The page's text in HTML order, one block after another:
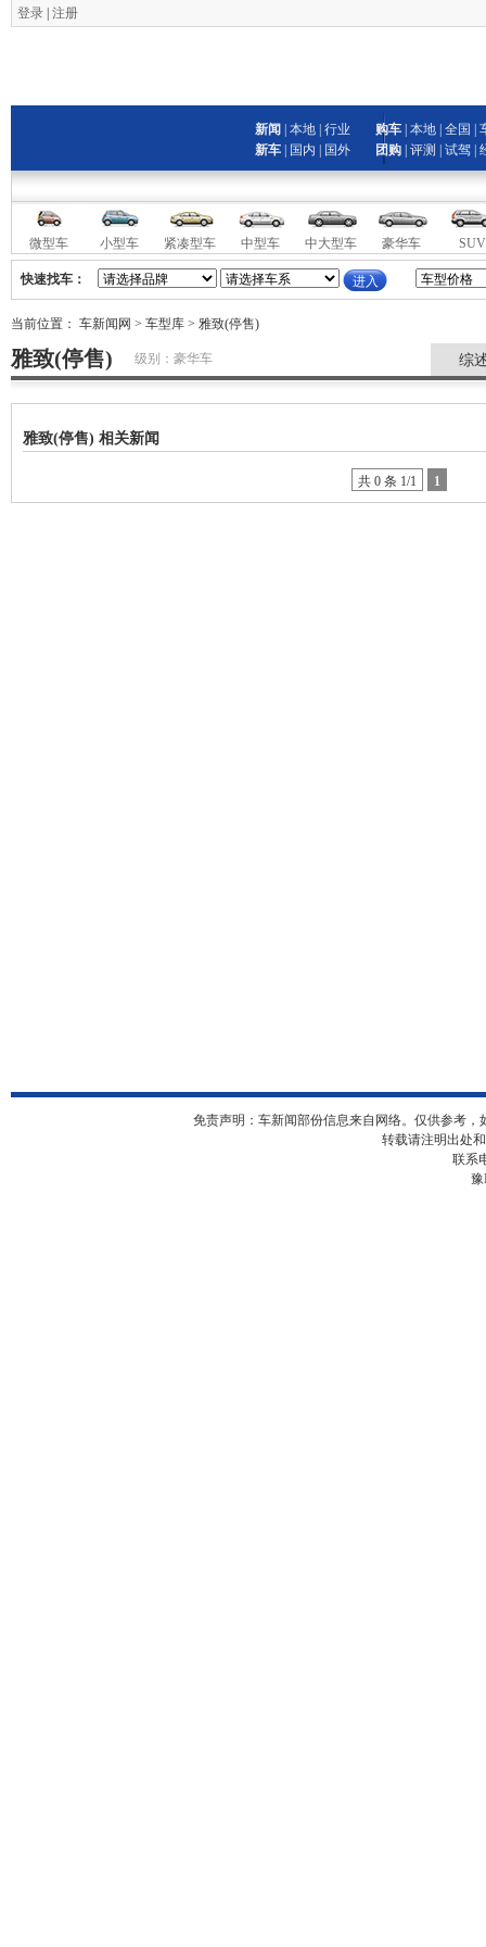
登录 注册
新闻 本地 行业
新车
国内 国外
购车 本地 全国
团购 评测 试驾
微型车 小型车 紧凑型车 中型车 中大型车 豪华车 SUV
快速找车：
当前位置： 车新闻网 > 车型库 > 雅致(停售)
雅致(停售) 级别：豪华车 综
雅致(停售) 相关新闻
共 0 条 1/1 1
免责声明：车新闻部份信息来自网络。仅供参考
转载请注明出处
联系
豫